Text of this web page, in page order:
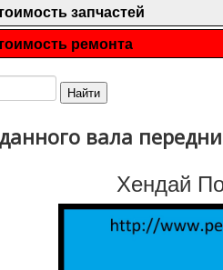
запчастей
ремонта
Найти
вала
Хендай